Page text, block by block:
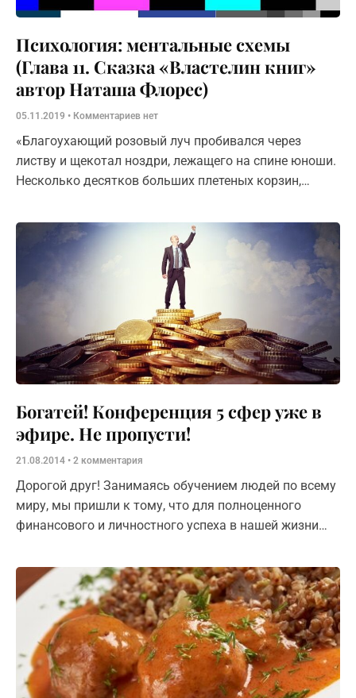
Психология: ментальные схемы
(Глава 11. Сказка «Властелин книг»
автор Наташа Флорес)
05.11.2019 Комментариев нет
«Благоухающий розовый луч пробивался через
листву и щекотал ноздри, лежащего на спине юноши.
Несколько десятков больших плетеных корзин,
ожидании купцов. Заканчивалась утренняя работа.
Было сде
Богатей! Конференция 5 сфер уже в
эфире. Не пропусти!
21.08.2014 2 комментария
Дорогой друг! Занимаясь обучением людей по всему
миру, мы пришли к тому, что для полноценного
финансового и личностного успеха в нашей жизни
Невозможно достичь феноменальных успехов